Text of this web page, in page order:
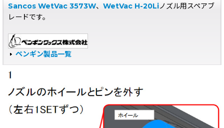
Sancos WetVac 3573W、 WetVac H-20Liノズル用スペアブ
レードです。
ペンギン製品一覧